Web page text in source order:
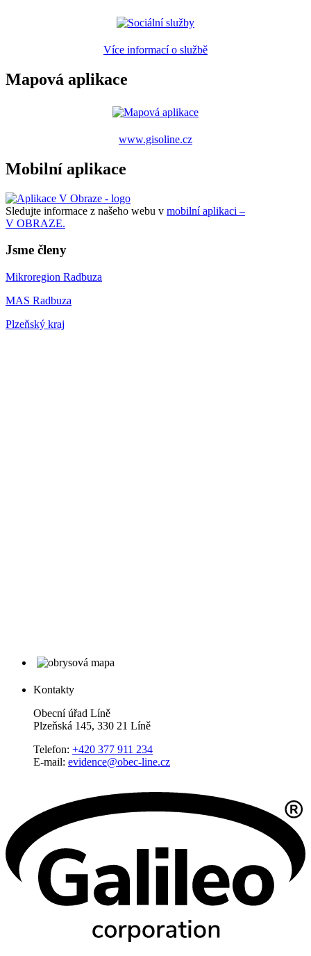
Více informací o službě
Mapová aplikace
www.gisoline.cz
Mobilní aplikace
Sledujte informace z našeho webu v mobilní aplikaci –
V OBRAZE.
Jsme členy
Mikroregion Radbuza
MAS Radbuza
Plzeňský kraj
Kontakty
Obecní úřad Líně
Plzeňská 145, 330 21 Líně
Telefon: +420 377 911 234
E-mail: evidence@obec-line.cz